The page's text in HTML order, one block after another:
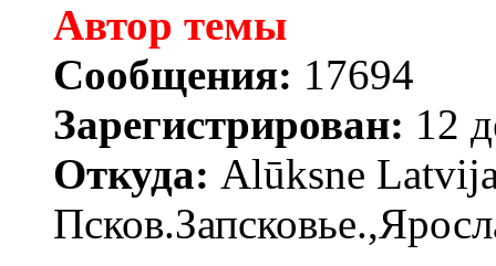
Автор темы
Сообщения: 17694
Зарегистрирован: 12
Откуда: Alūksne